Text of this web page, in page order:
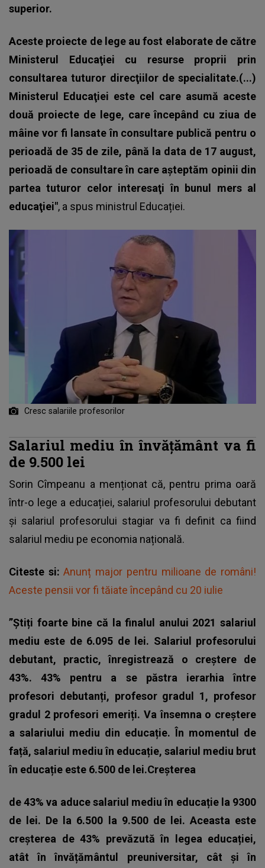
superior.
Aceste proiecte de lege au fost elaborate de către
Ministerul Educaţiei cu resurse proprii prin
consultarea tuturor direcţiilor de specialitate.(...)
Ministerul Educaţiei este cel care asumă aceste
două proiecte de lege, care începând cu ziua de
mâine vor fi lansate în consultare publică pentru o
perioadă de 35 de zile, până la data de 17 august,
perioadă de consultare în care aşteptăm opinii din
partea tuturor celor interesaţi în bunul mers al
educaţiei", a spus ministrul Educației.
Cresc salariile profesorilor
Salariul mediu în învățământ va fi
de 9.500 lei
Sorin Cîmpeanu a menționat că, pentru prima oară
într-o lege a educației, salariul profesorului debutant
și salariul profesorului stagiar va fi definit ca fiind
salariul mediu pe economia națională.
Citeste si:Anunț major pentru milioane de români!
Aceste pensii vor fi tăiate începând cu 20 iulie
”Știți foarte bine că la finalul anului 2021 salariul
mediu este de 6.095 de lei. Salariul profesorului
debutant, practic, înregistrează o creștere de
43%. 43% pentru a se păstra ierarhia între
profesori debutanți, profesor gradul 1, profesor
gradul 2 profesori emeriți. Va însemna o creștere
a salariului mediu din educație. În momentul de
față, salariul mediu în educație, salariul mediu brut
în educație este 6.500 de lei.Creșterea
de 43% va aduce salariul mediu în educație la 9300
de lei. De la 6.500 la 9.500 de lei. Aceasta este
creșterea de 43% prevăzută în legea educației,
atât în învățământul preuniversitar, cât și în